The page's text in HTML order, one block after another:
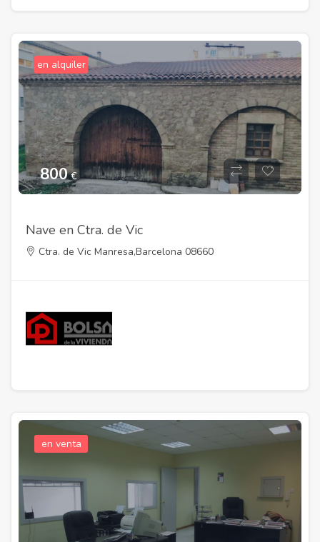
en alquiler
800€
Nave en Ctra. de Vic
Ctra. de Vic Manresa,Barcelona 08660
en venta